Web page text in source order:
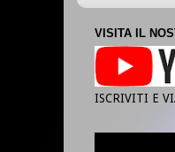
VISITA IL
ISCRIVITI E